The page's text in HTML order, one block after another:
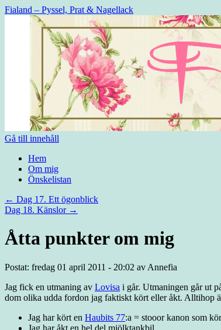
Fialand – Pyssel, Prat & Nagellack
Gå till innehåll
Hem
Om mig
Önskelistan
← Dag 17. Ett ögonblick
Dag 18. Känslor →
Åtta punkter om mig
Postat: fredag 01 april 2011 - 20:02 av Annefia
Jag fick en utmaning av Lovisa i går. Utmaningen går ut
dom olika udda fordon jag faktiskt kört eller åkt. Alltihop
Jag har kört en Haubits 77:a = stooor kanon som
Jag har åkt en hel del mjölktankbil